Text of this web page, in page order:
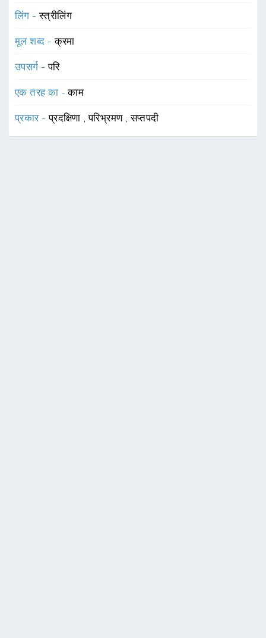
लिंग -स्त्रीलिंग
मूल शब्द -क्रमा
उपसर्ग -परि
एक तरह का -काम
प्रकार -प्रदक्षिणा ,परिभ्रमण ,सप्तपदी